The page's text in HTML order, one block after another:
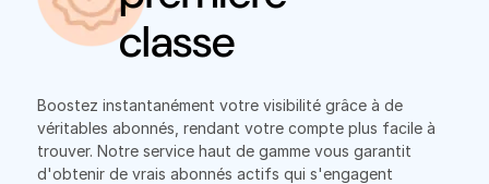
classe
Boostez instantanément votre visibilité grâce à de
véritables abonnés, rendant votre compte plus facile à
trouver. Notre service haut de gamme vous garantit
d'obtenir de vrais abonnés actifs qui s'engagent